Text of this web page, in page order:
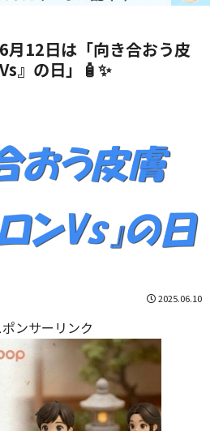
月12日は「向き合おう皮
』の日」🧴✨
2025.06.10
ポンサーリンク